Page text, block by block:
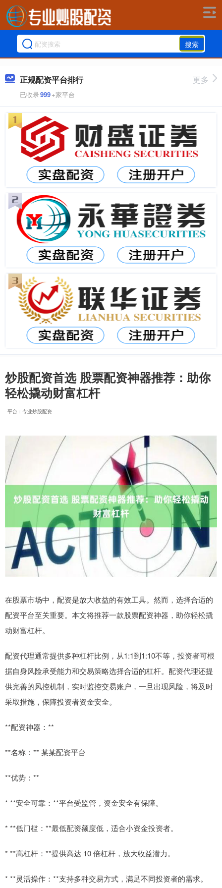
搜索
正规配资平台排行
已收录999+家平台
更多
炒股配资首选 股票配资神器推荐：助你
轻松撬动财富杠杆
平台：专业炒股配资
在股票市场中，配资是放大收益的有效工具。然而，选择合适的
配资平台至关重要。本文将推荐一款股票配资神器，助你轻松撬
动财富杠杆。
配资代理通常提供多种杠杆比例，从1:1到1:10不等，投资者可根
据自身风险承受能力和交易策略选择合适的杠杆。配资代理还提
供完善的风控机制，实时监控交易账户，一旦出现风险，将及时
采取措施，保障投资者资金安全。
**配资神器：**
**名称：** 某某配资平台
**优势：**
* **安全可靠：**平台受监管，资金安全有保障。
* **低门槛：**最低配资额度低，适合小资金投资者。
* **高杠杆：**提供高达 10 倍杠杆，放大收益潜力。
* **灵活操作：**支持多种交易方式，满足不同投资者的需求。